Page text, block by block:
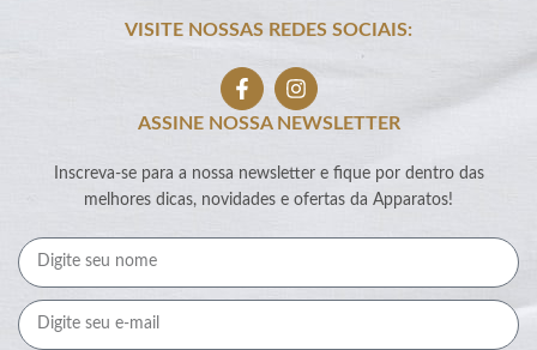
VISITE NOSSAS REDES SOCIAIS:
ASSINE NOSSA NEWSLETTER
Inscreva-se para a nossa newsletter e fique por dentro das
melhores dicas, novidades e ofertas da Apparatos!